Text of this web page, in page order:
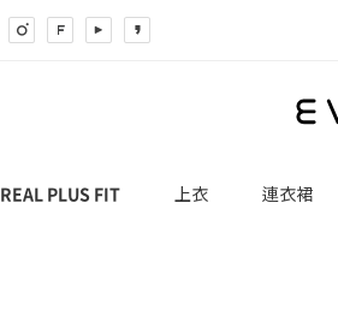
REAL PLUS FIT 上衣 連衣裙